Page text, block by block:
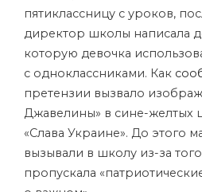
пятиклассницу с уроков,
директор школы написала
которую девочка
с одноклассниками. Как
претензии вызвало
Джавелины» в сине-желтых
«Слава Украине». До этого
вызывали в школу из-за
пропускала